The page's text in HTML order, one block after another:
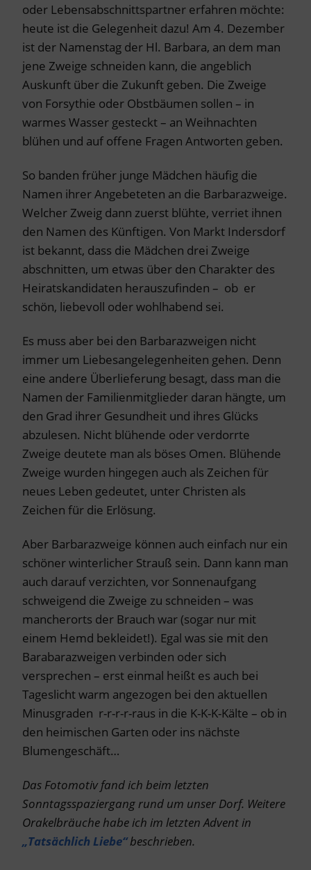
oder Lebensabschnittspartner erfahren möchte:
heute ist die Gelegenheit dazu! Am 4. Dezember
ist der Namenstag der Hl. Barbara, an dem man
jene Zweige schneiden kann, die angeblich
Auskunft über die Zukunft geben. Die Zweige
von Forsythie oder Obstbäumen sollen – in
warmes Wasser gesteckt – an Weihnachten
blühen und auf offene Fragen Antworten geben.
So banden früher junge Mädchen häufig die
Namen ihrer Angebeteten an die Barbarazweige.
Welcher Zweig dann zuerst blühte, verriet ihnen
den Namen des Künftigen. Von Markt Indersdorf
ist bekannt, dass die Mädchen drei Zweige
abschnitten, um etwas über den Charakter des
Heiratskandidaten herauszufinden – ob er
schön, liebevoll oder wohlhabend sei.
Es muss aber bei den Barbarazweigen nicht
immer um Liebesangelegenheiten gehen. Denn
eine andere Überlieferung besagt, dass man die
Namen der Familienmitglieder daran hängte, um
den Grad ihrer Gesundheit und ihres Glücks
abzulesen. Nicht blühende oder verdorrte
Zweige deutete man als böses Omen. Blühende
Zweige wurden hingegen auch als Zeichen für
neues Leben gedeutet, unter Christen als
Zeichen für die Erlösung.
Aber Barbarazweige können auch einfach nur ein
schöner winterlicher Strauß sein. Dann kann man
auch darauf verzichten, vor Sonnenaufgang
schweigend die Zweige zu schneiden – was
mancherorts der Brauch war (sogar nur mit
einem Hemd bekleidet!). Egal was sie mit den
Barabarazweigen verbinden oder sich
versprechen – erst einmal heißt es auch bei
Tageslicht warm angezogen bei den aktuellen
Minusgraden r-r-r-r-raus in die K-K-K-Kälte – ob in
den heimischen Garten oder ins nächste
Blumengeschäft…
Das Fotomotiv fand ich beim letzten
Sonntagsspaziergang rund um unser Dorf. Weitere
Orakelbräuche habe ich im letzten Advent in
„Tatsächlich Liebe“beschrieben.